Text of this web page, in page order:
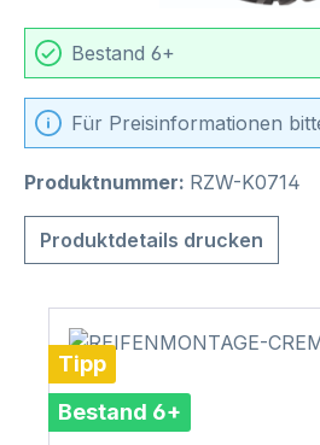
Bestand 6+
Für Preisinformationen
Produktnummer: RZW-K0714
Produktdetails drucken
Tipp
Bestand 6+